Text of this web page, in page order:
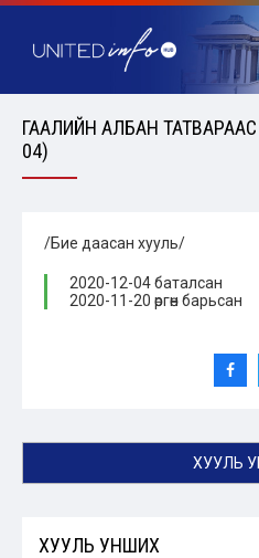
ГААЛИЙН АЛБАН ТАТВАРААС
04)
/Бие даасан хууль/
2020-12-04 баталсан
2020-11-20 өргөн барьсан
ХУУЛЬ
ХУУЛЬ УНШИХ